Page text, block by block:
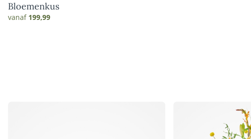
Bloemenkus
vanaf 199,99